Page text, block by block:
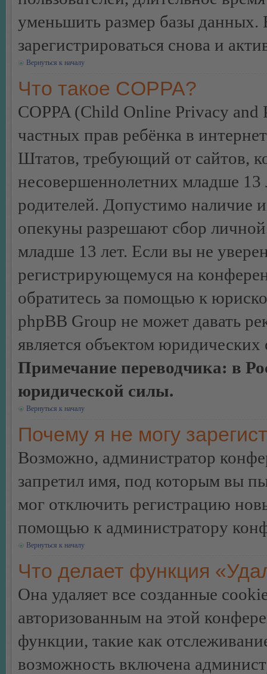
уменьшить размер базы данных.
зарегистрироваться снова и
Вернуться к началу
Что такое COPPA?
COPPA (Child Online Privacy
частных прав ребёнка в
Штатов, требующий от сайтов,
несовершеннолетних младше 13
родителей. Допустимо наличие
опекуны разрешают сбор
младше 13 лет. Если вы не
регистрирующемуся на
обратитесь за помощью к
phpBB Group не может давать
является объектом
Примечание переводчика: в
юридической силы.
Вернуться к началу
Почему я не могу
Возможно, администратор
запретил имя, под которым вы
мог отключить регистрацию
помощью к администратору
Вернуться к началу
Что делает функция
Она удаляет все созданные
авторизованным на этой
функции, такие как
возможность включена